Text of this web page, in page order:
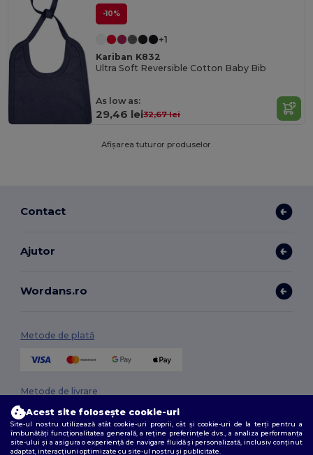
-10%
+1
Kariban K832
Ultra Soft Reversible Cotton Baby Bib
As low as:
29,46 lei32,67 lei
Afișarea tuturor produselor.
Contact
Ajutor
Wordans.ro
Metode de plată
Metode de livrare
Acest site folosește cookie-uri
Site-ul nostru utilizează atât cookie-uri proprii, cât și cookie-uri de la terți pentru a
îmbunătăți funcționalitatea generală, a reține preferințele dvs., a analiza performanța
site-ului și a asigura o experiență de navigare fluidă și personalizată, inclusiv conținut
adaptat, interacțiuni optimizate cu site-ul nostru și publicitate.